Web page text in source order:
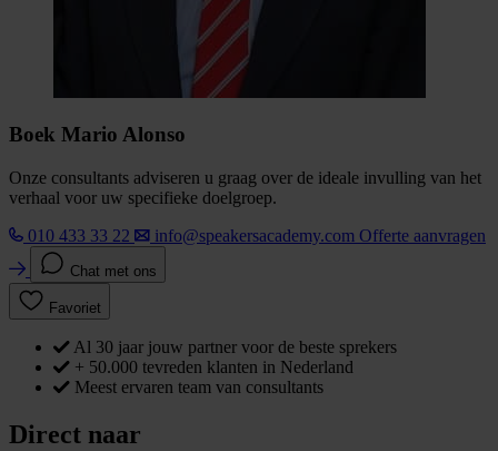
Boek Mario Alonso
Onze consultants adviseren u graag over de ideale invulling van het
verhaal voor uw specifieke doelgroep.
010 433 33 22
info@speakersacademy.com Offerte aanvragen
Chat met ons
Favoriet
Al 30 jaar jouw partner voor de beste sprekers
+ 50.000 tevreden klanten in Nederland
Meest ervaren team van consultants
Direct naar